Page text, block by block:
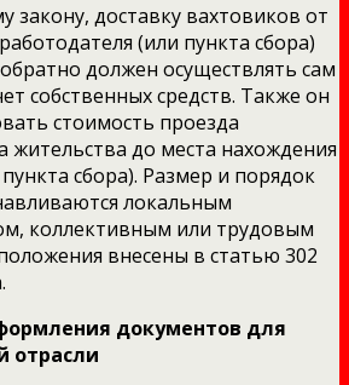
закону, доставку вахтовиков от
(или пункта сбора)
должен осуществлять сам
собственных средств. Также он
стоимость проезда
жительства до места нахождения
сбора). Размер и порядок
локальным
коллективным или трудовым
внесены в статью 302
документов для
отрасли